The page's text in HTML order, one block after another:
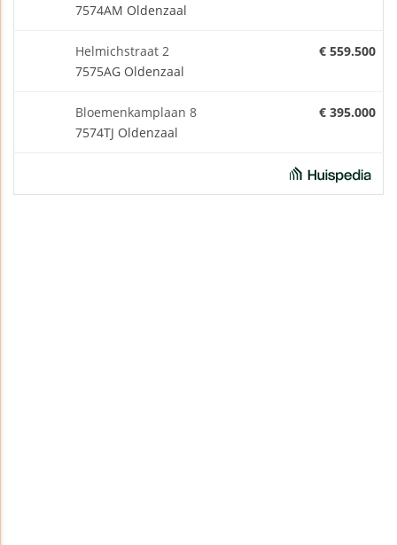
7574AM Oldenzaal
Helmichstraat 2
7575AG Oldenzaal
€ 559.500
Bloemenkamplaan 8
7574TJ Oldenzaal
€ 395.000